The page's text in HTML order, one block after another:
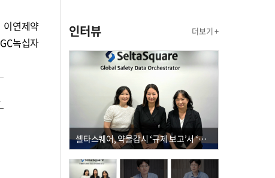
연제약
녹십자
인터뷰 더보기 +
셀타스퀘어, 약물감시 ‘규제 보고’서 ‘데이터 의사결정’으로 "PVX 전환 요구 커진다"